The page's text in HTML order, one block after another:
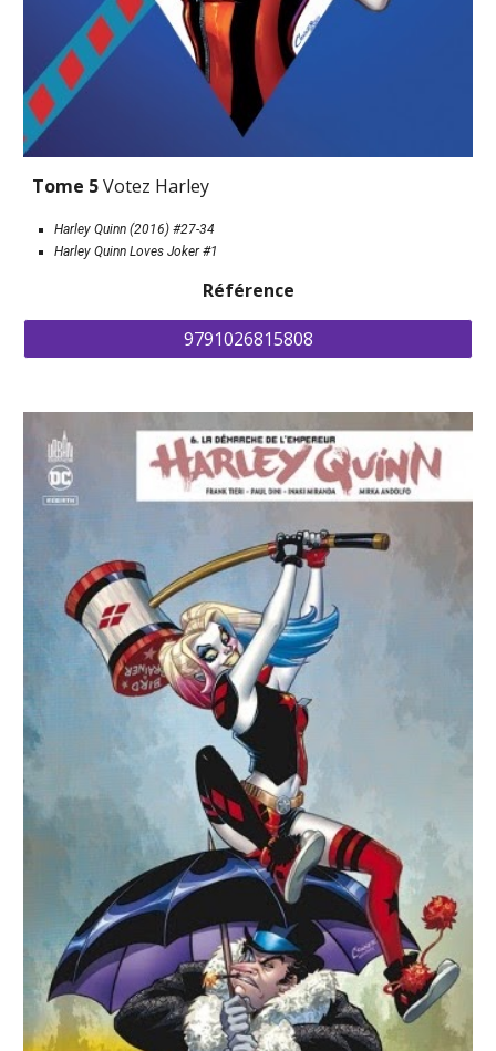
Tome 5 Votez Harley
Harley Quinn (2016) #27-34
Harley Quinn Loves Joker #1
Référence
9791026815808